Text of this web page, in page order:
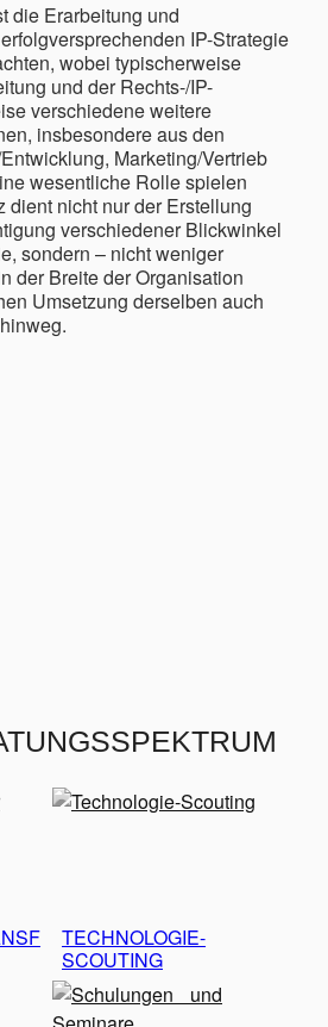
die Erarbeitung und
IP-Strategie
wobei typischerweise
und der Rechts-/IP-
verschiedene weitere
insbesondere aus den
Marketing/Vertrieb
wesentliche Rolle spielen
dient nicht nur der Erstellung
verschiedener Blickwinkel
sondern – nicht weniger
der Breite der Organisation
Umsetzung derselben auch
TECHNOLOGIE-
SCOUTING